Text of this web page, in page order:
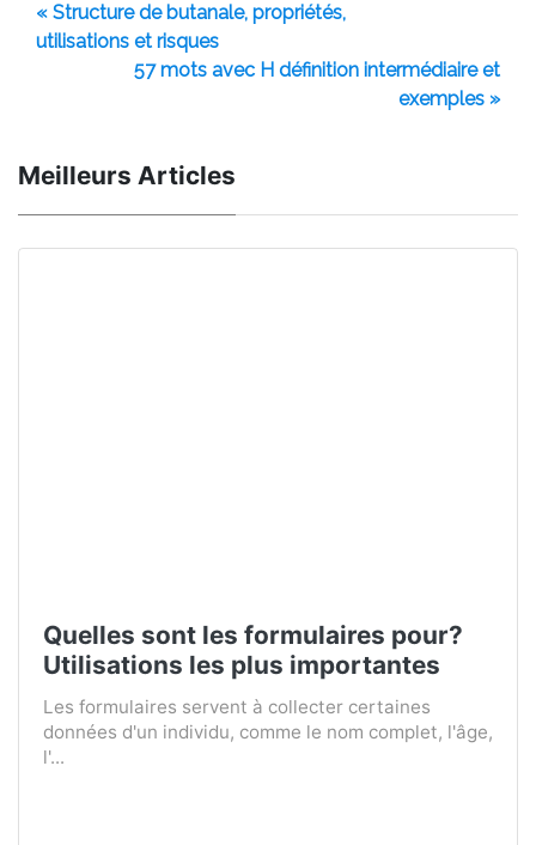
« Structure de butanale, propriétés,
utilisations et risques
57 mots avec H définition intermédiaire et
exemples »
Meilleurs Articles
Quelles sont les formulaires pour?
Utilisations les plus importantes
Les formulaires servent à collecter certaines
données d'un individu, comme le nom complet, l'âge,
l'...